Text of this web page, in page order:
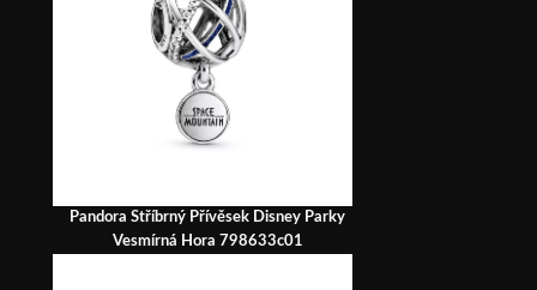
Pandora Stříbrný Přívěsek Disney Parky
Vesmírná Hora 798633c01